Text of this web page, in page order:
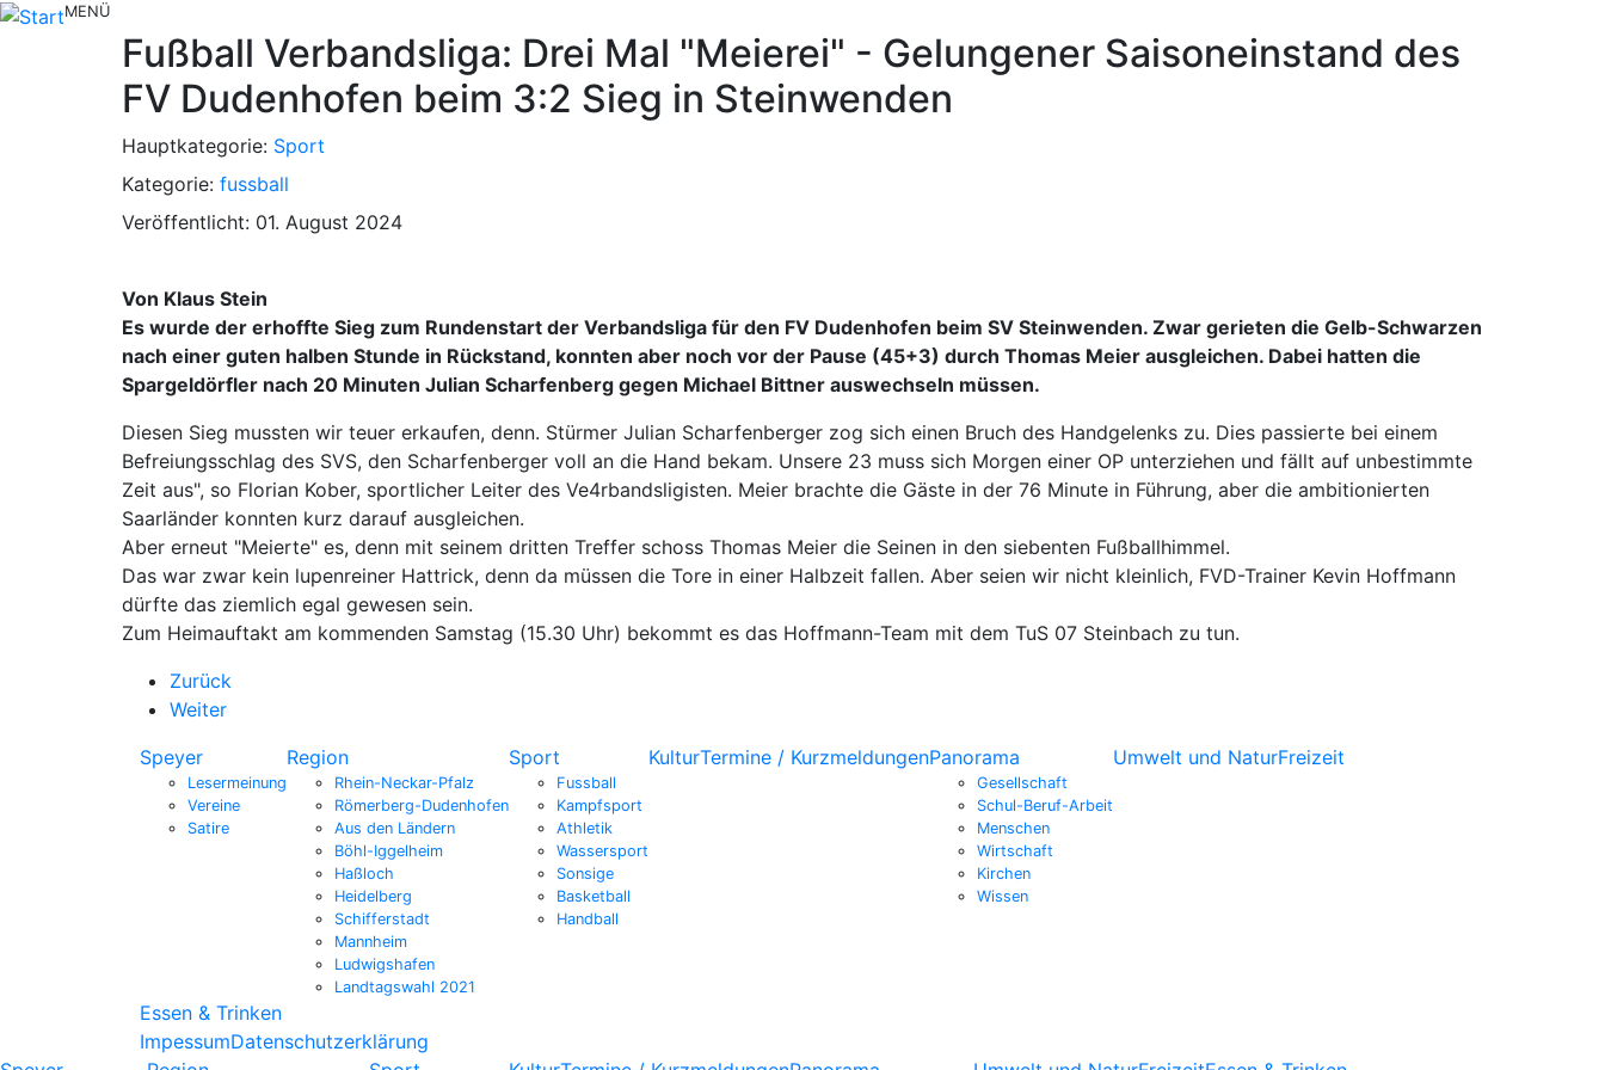
MENÜ
Fußball Verbandsliga: Drei Mal "Meierei" - Gelungener Saisoneinstand des
FV Dudenhofen beim 3:2 Sieg in Steinwenden
Hauptkategorie: Sport
Kategorie: fussball
Veröffentlicht: 01. August 2024
Von Klaus Stein
Es wurde der erhoffte Sieg zum Rundenstart der Verbandsliga für den FV Dudenhofen beim SV Steinwenden. Zwar gerieten die Gelb-Schwarzen
nach einer guten halben Stunde in Rückstand, konnten aber noch vor der Pause (45+3) durch Thomas Meier ausgleichen. Dabei hatten die
Spargeldörfler nach 20 Minuten Julian Scharfenberg gegen Michael Bittner auswechseln müssen.
Diesen Sieg mussten wir teuer erkaufen, denn. Stürmer Julian Scharfenberger zog sich einen Bruch des Handgelenks zu. Dies passierte bei einem
Befreiungsschlag des SVS, den Scharfenberger voll an die Hand bekam. Unsere 23 muss sich Morgen einer OP unterziehen und fällt auf unbestimmte
Zeit aus", so Florian Kober, sportlicher Leiter des Ve4rbandsligisten. Meier brachte die Gäste in der 76 Minute in Führung, aber die ambitionierten
Saarländer konnten kurz darauf ausgleichen.
Aber erneut "Meierte" es, denn mit seinem dritten Treffer schoss Thomas Meier die Seinen in den siebenten Fußballhimmel.
Das war zwar kein lupenreiner Hattrick, denn da müssen die Tore in einer Halbzeit fallen. Aber seien wir nicht kleinlich, FVD-Trainer Kevin Hoffmann
dürfte das ziemlich egal gewesen sein.
Zum Heimauftakt am kommenden Samstag (15.30 Uhr) bekommt es das Hoffmann-Team mit dem TuS 07 Steinbach zu tun.
Zurück
Weiter
Speyer
Lesermeinung
Vereine
Satire
Region
Rhein-Neckar-Pfalz
Römerberg-Dudenhofen
Aus den Ländern
Böhl-Iggelheim
Haßloch
Heidelberg
Schifferstadt
Mannheim
Ludwigshafen
Landtagswahl 2021
Sport
Fussball
Kampfsport
Athletik
Wassersport
Sonsige
Basketball
Handball
KulturTermine / KurzmeldungenPanorama
Gesellschaft
Schul-Beruf-Arbeit
Menschen
Wirtschaft
Kirchen
Wissen
Umwelt und NaturFreizeit
Essen & Trinken
ImpessumDatenschutzerklärung